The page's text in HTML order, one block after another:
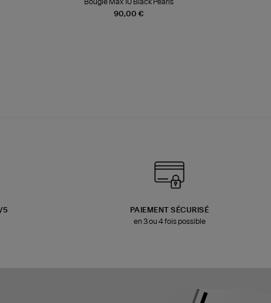
90,00 €
Bougie Max 10 Black Pearls
5
PAIEMENT SÉCURISÉ
en 3 ou 4 fois possible